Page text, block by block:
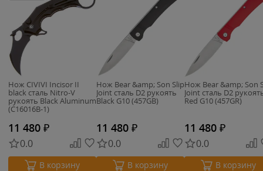
Нож CIVIVI Incisor II
black сталь Nitro-V
рукоять Black Aluminum
(C16016B-1)
11 480 ₽
0.0
В корзину
Нож Bear &amp; Son Slip
Joint сталь D2 рукоять
Black G10 (457GB)
11 480 ₽
0.0
В корзину
Нож Bear &amp; Son
Joint сталь D2
Red G10 (457GR)
11 480 ₽
0.0
В корзину